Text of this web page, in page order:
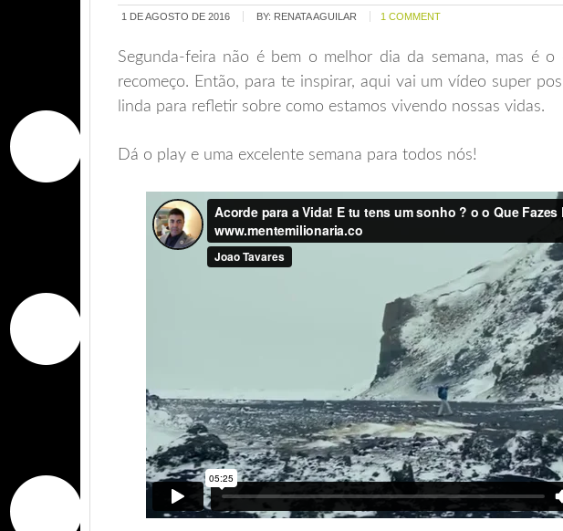
1 DE AGOSTO DE 2016 BY: RENATA AGUILAR 1 COMMENT
Segunda-feira não é bem o melhor dia da semana, mas é
recomeço. Então, para te inspirar, aqui vai um vídeo super
linda para refletir sobre como estamos vivendo nossas vidas.
Dá o play e uma excelente semana para todos nós!